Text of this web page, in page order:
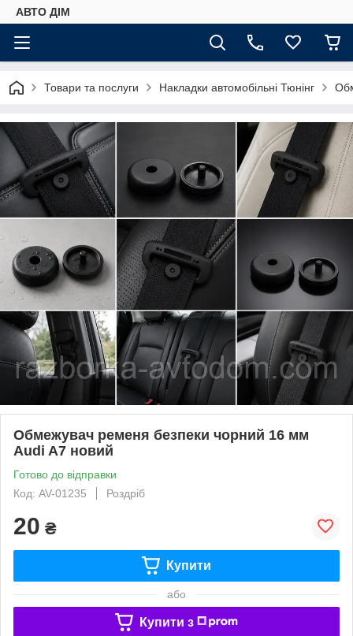
АВТО ДIМ
Товари та послуги Накладки автомобільні Тюнінг
Обмежувач ременя безпеки чорний 16 мм
Audi A7 новий
Готово до відправки
Код: AV-01235
Роздріб
20 ₴
Купити
або
Купити з